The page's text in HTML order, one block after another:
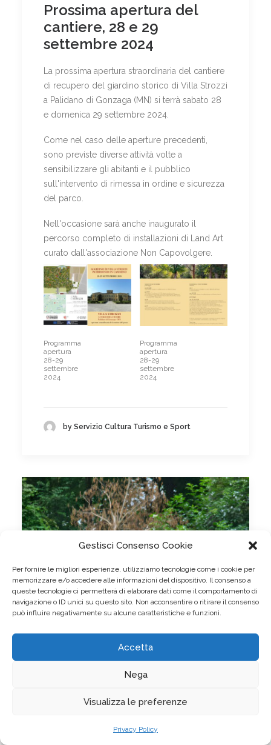
Gestisci Consenso Cookie
Per fornire le migliori esperienze, utilizziamo tecnologie come i cookie per
memorizzare e/o accedere alle informazioni del dispositivo. Il consenso a
queste tecnologie ci permetterà di elaborare dati come il comportamento di
navigazione o ID unici su questo sito. Non acconsentire o ritirare il consenso
può influire negativamente su alcune caratteristiche e funzioni.
Accetta
Nega
Visualizza le preferenze
Privacy Policy
Prossima apertura del
cantiere, 28 e 29
settembre 2024
La prossima apertura straordinaria del cantiere
di recupero del giardino storico di Villa Strozzi
a Palidano di Gonzaga (MN) si terrà sabato 28
e domenica 29 settembre 2024.
Come nel caso delle aperture precedenti,
sono previste diverse attività volte a
sensibilizzare gli abitanti e il pubblico
sull'intervento di rimessa in ordine e sicurezza
del parco.
Nell'occasione sarà anche inaugurato il
percorso completo di installazioni di Land Art
curato dall'associazione Non Capovolgere.
Programma
apertura
28-29
settembre
2024
Programma
apertura
28-29
settembre
2024
by Servizio Cultura Turismo e Sport